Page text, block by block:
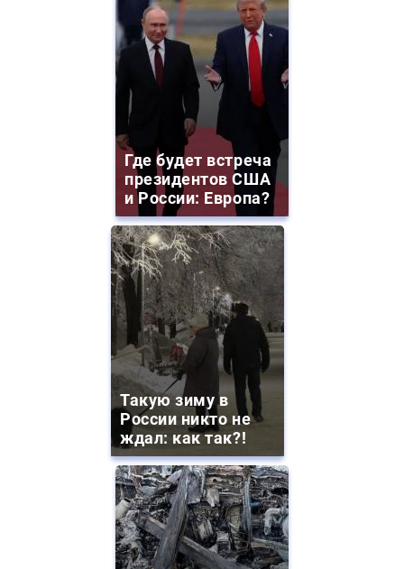
Где будет встреча
президентов США
и России: Европа?
Такую зиму в
России никто не
ждал: как так?!